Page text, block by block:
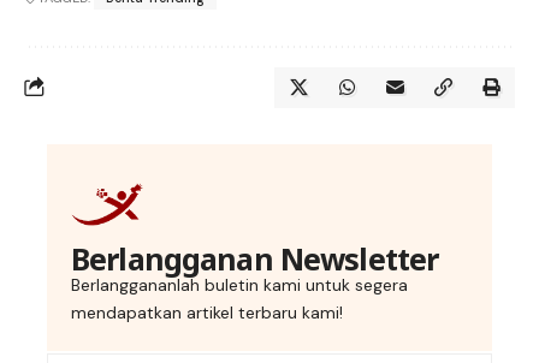
Berlangganan Newsletter
Berlanggananlah buletin kami untuk segera
mendapatkan artikel terbaru kami!